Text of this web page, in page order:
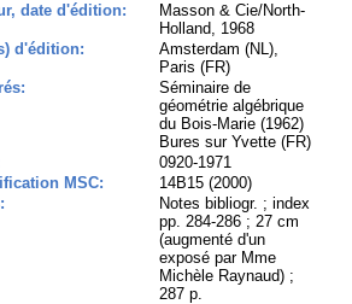
date d'édition:
Masson & Cie/North-
Holland, 1968
d'édition:
Amsterdam (NL),
Paris (FR)
Séminaire de
géométrie algébrique
du Bois-Marie (1962)
Bures sur Yvette (FR)
0920-1971
MSC:
14B15 (2000)
Notes bibliogr. ; index
pp. 284-286 ; 27 cm
(augmenté d'un
exposé par Mme
Michèle Raynaud) ;
287 p.